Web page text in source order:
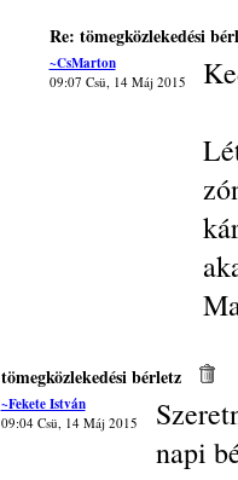
Re: tömegközlekedési
~CsMarton
09:07 Csü, 14 Máj 2015
tömegközlekedési bérletz
~Fekete István
09:04 Csü, 14 Máj 2015
napi